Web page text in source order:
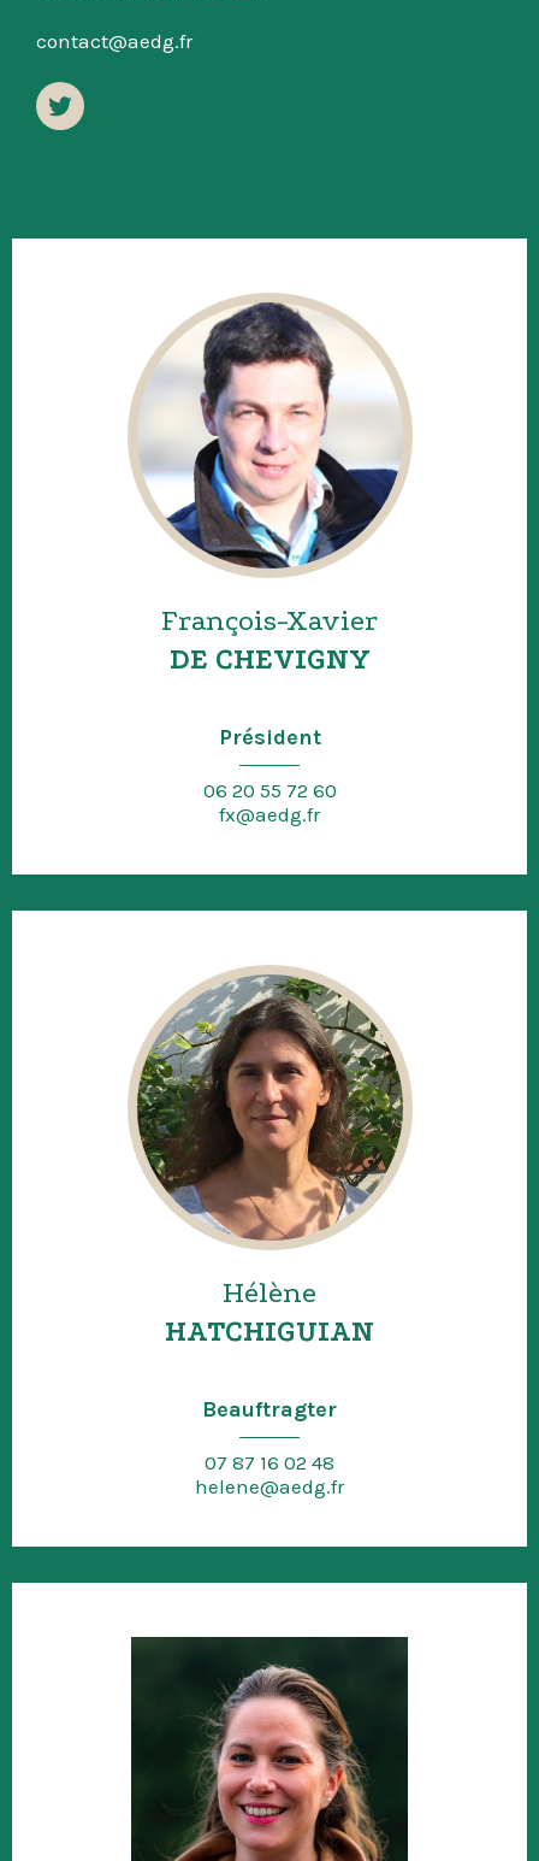
contact@aedg.fr
François-Xavier
DE CHEVIGNY
Président
06 20 55 72 60
fx@aedg.fr
Hélène
HATCHIGUIAN
Beauftragter
07 87 16 02 48
helene@aedg.fr